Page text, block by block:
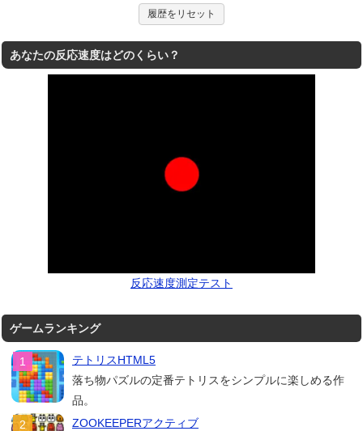
履歴をリセット
あなたの反応速度はどのくらい？
反応速度測定テスト
ゲームランキング
テトリスHTML5
落ち物パズルの定番テトリスをシンプルに楽しめる作
品。
ZOOKEEPERアクティブ